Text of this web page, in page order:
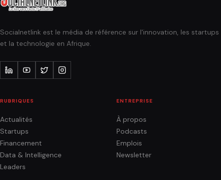
Socialnetlink est le média de référence sur l'innovation, les startups
et la technologie en Afrique.
RUBRIQUES
Actualités
Startups
Financement
Data & Intelligence
Leaders
ENTREPRISE
À propos
Podcasts
Emplois
Newsletter